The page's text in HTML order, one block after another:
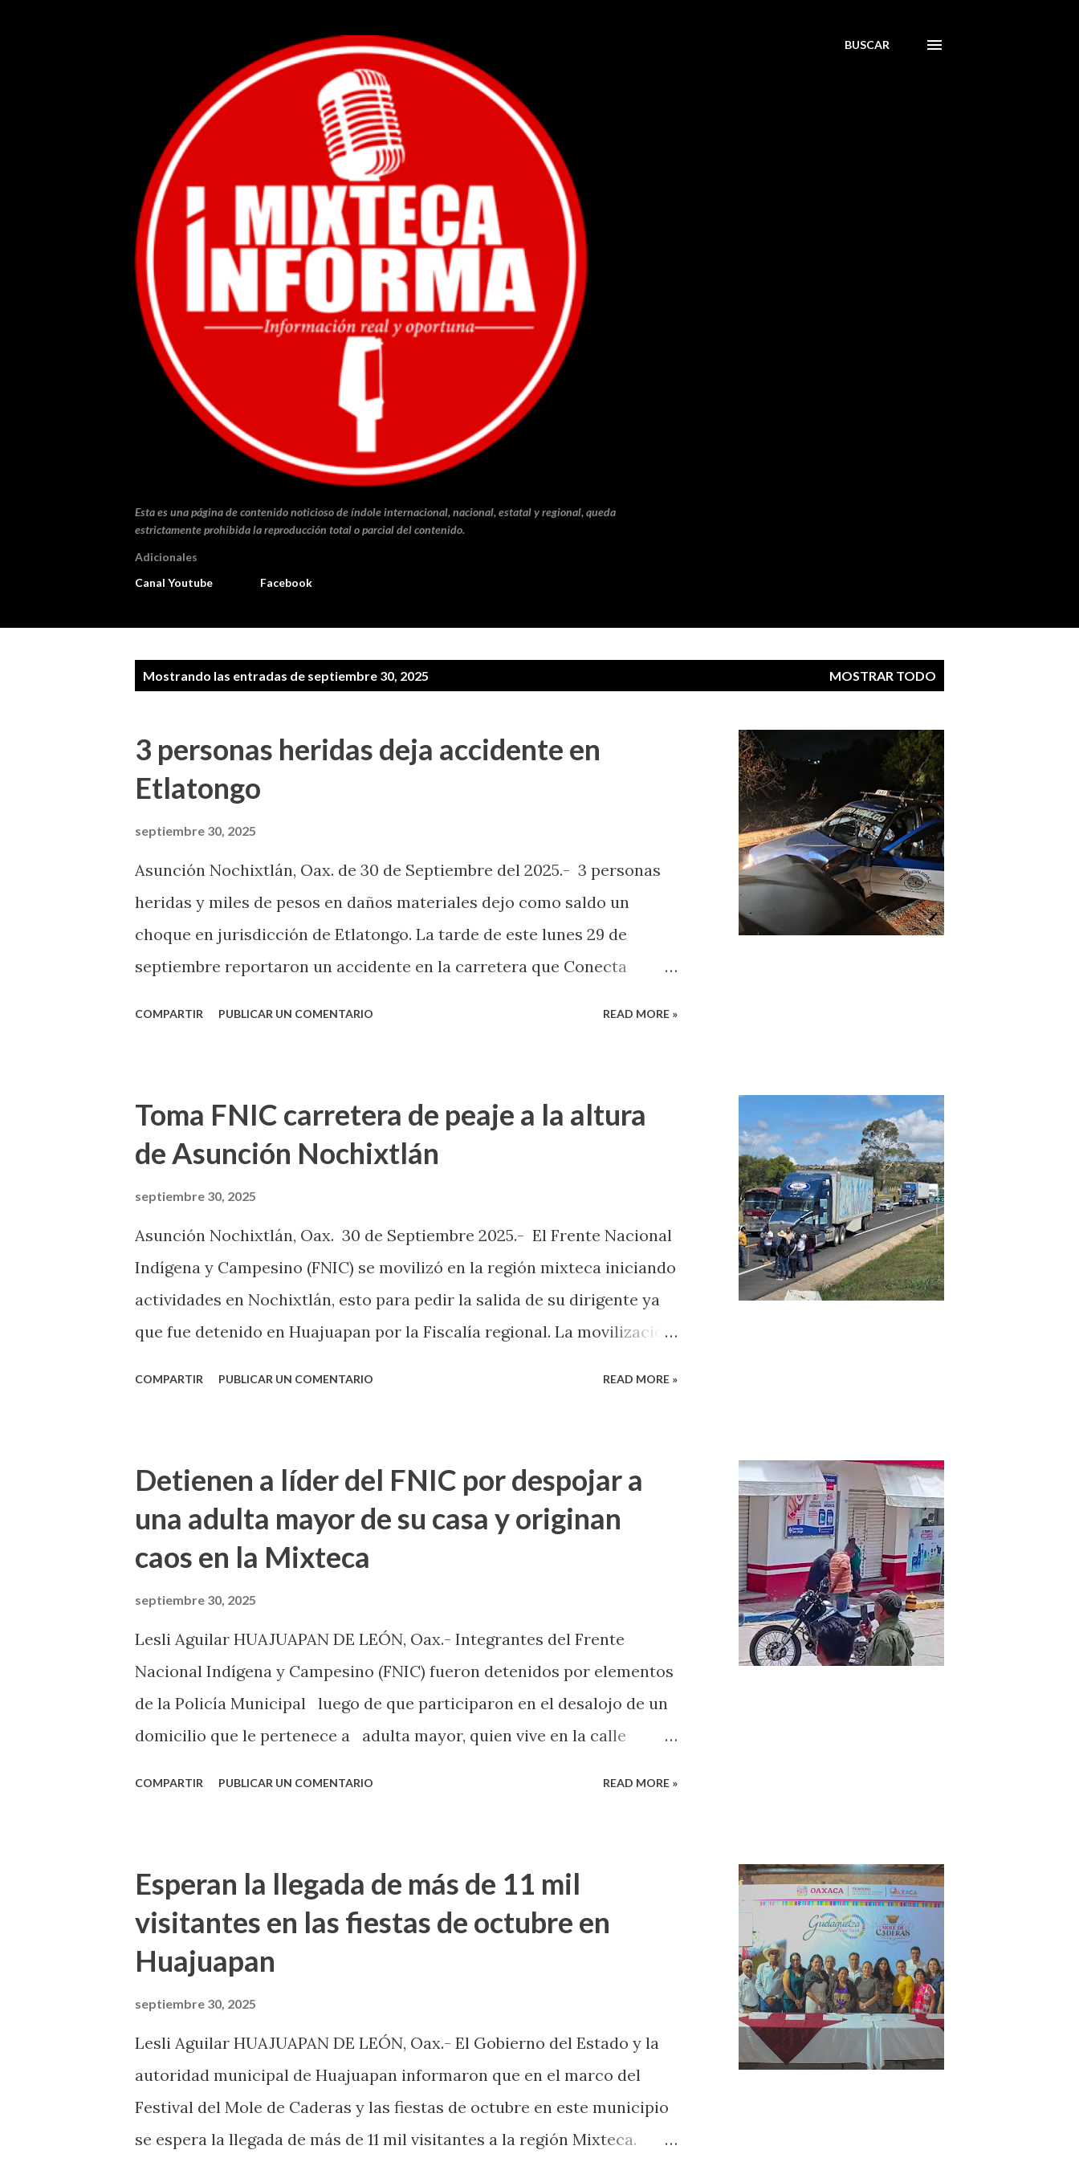
Esta es una página de contenido noticioso de índole internacional, nacional, estatal y regional, queda
estrictamente prohibida la reproducción total o parcial del contenido.
BUSCAR
Adicionales
Canal Youtube
Facebook
Mostrando las entradas de septiembre 30, 2025 MOSTRAR TODO
3 personas heridas deja accidente en
Etlatongo
septiembre 30, 2025
Asunción Nochixtlán, Oax. de 30 de Septiembre del 2025.- 3 personas
heridas y miles de pesos en daños materiales dejo como saldo un
choque en jurisdicción de Etlatongo. La tarde de este lunes 29 de
septiembre reportaron un accidente en la carretera que Conecta
había personas heridas. Hasta el lugar arribaron elementos de
seguridad, quienes ayudaron a los lesionados a bajar de las unidades
siniestradas, ya que uno no podía bajar por los fierros del vehículo.
Explicaron que 3 personas fueron trasladados al hospital básico
retiradas para permitir el paso, los daños ascienden a miles de pesos,
COMPARTIR PUBLICAR UN COMENTARIO READ MORE »
Toma FNIC carretera de peaje a la altura
de Asunción Nochixtlán
septiembre 30, 2025
Asunción Nochixtlán, Oax. 30 de Septiembre 2025.- El Frente Nacional
Indígena y Campesino (FNIC) se movilizó en la región mixteca iniciando
actividades en Nochixtlán, esto para pedir la salida de su dirigente ya
que fue detenido en Huajuapan por la Fiscalía regional. La movilización
de las 2 de la tarde, para bloquear completamente esta arteria vial.
Detallaron que su movilización inicia para exigir la salida inmediata de
su líder y compañero de la organización, además de varios compañeros
molestos, a pesar de estar parcialmente nublado, este bloqueo se
presentó cuando había más calor ...
COMPARTIR PUBLICAR UN COMENTARIO READ MORE »
Detienen a líder del FNIC por despojar a
una adulta mayor de su casa y originan
caos en la Mixteca
septiembre 30, 2025
Lesli Aguilar HUAJUAPAN DE LEÓN, Oax.- Integrantes del Frente
Nacional Indígena y Campesino (FNIC) fueron detenidos por elementos
de la Policía Municipal luego de que participaron en el desalojo de un
domicilio que le pertenece a adulta mayor, quien vive en la calle
Hernández Arroyo, pidió la presencia de los elementos de la Policía
Municipal de Huajuapan, ya que personas encapuchadas y armadas
estaban afuera de su domicilio ubicado en la colonia Centro, quienes la
FNIC para despojarla de su propiedad, quien a través de la coacción la
obligó a firmar unas e...
COMPARTIR PUBLICAR UN COMENTARIO READ MORE »
Esperan la llegada de más de 11 mil
visitantes en las fiestas de octubre en
Huajuapan
septiembre 30, 2025
Lesli Aguilar HUAJUAPAN DE LEÓN, Oax.- El Gobierno del Estado y la
autoridad municipal de Huajuapan informaron que en el marco del
Festival del Mole de Caderas y las fiestas de octubre en este municipio
se espera la llegada de más de 11 mil visitantes a la región Mixteca.